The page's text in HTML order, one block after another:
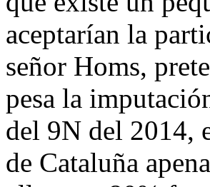
aceptarían la
señor Homs,
pesa la
del 9N del 2014,
de Cataluña